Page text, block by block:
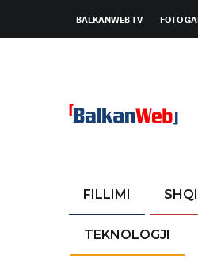
BALKANWEB TV FOTO
FILLIMI
TEKNOLOGJI